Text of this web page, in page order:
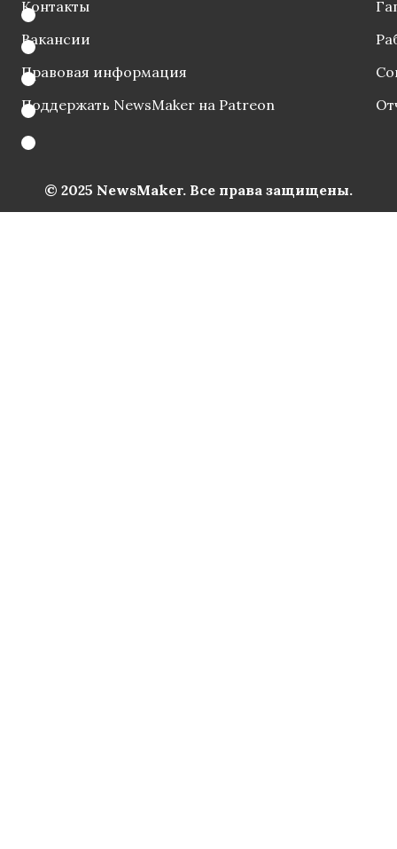
Контакты
Вакансии
Правовая информация
Поддержать NewsMaker на Patreon
© 2025 NewsMaker. Все права защищены.